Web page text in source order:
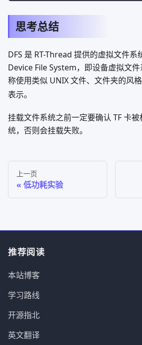
思考总结
DFS 是 RT-Thread 提供的虚拟文件系
Device File System，即设备虚拟文
称使用类似 UNIX 文件、文件夹的风
表示。
挂载文件系统之前一定要确认 TF 卡
统，否则会挂载失败。
上一页
低功耗实验
推荐阅读
本站博客
学习路线
开源指北
英文翻译